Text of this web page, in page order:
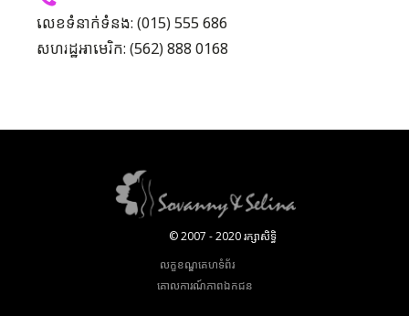
លេខទំនាក់ទំនង: (015) 555 686
សហរដ្ឋអាមេរិក: (562) 888 0168
© 2007 - 2020 រក្សាសិទ្ធិ
លក្ខខណ្ឌគេហទំព័រ
គោលការណ៍​ភាព​ឯកជន